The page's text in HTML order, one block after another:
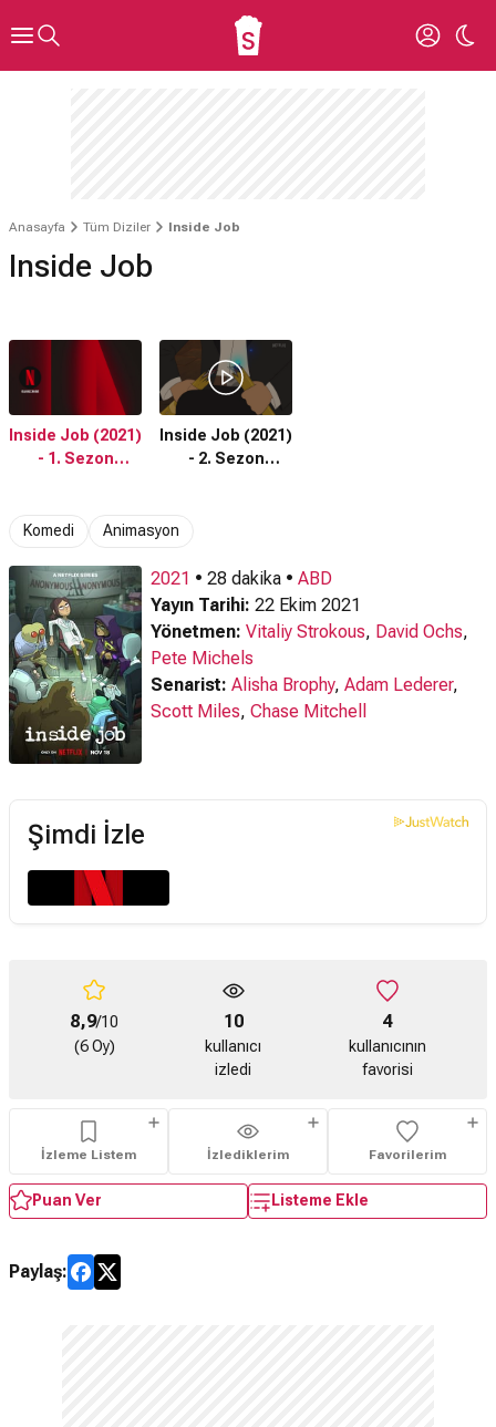
Anasayfa Tüm Diziler Inside Job
Inside Job
Inside Job (2021)
- 1. Sezon
Inside Job (2021)
- 2. Sezon
Komedi Animasyon
2021 • 28 dakika • ABD
Yayın Tarihi: 22 Ekim 2021
Yönetmen: Vitaliy Strokous, David Ochs,
Pete Michels
Senarist: Alisha Brophy, Adam Lederer,
Scott Miles, Chase Mitchell
Şimdi İzle
8,9/10
(6 Oy)
10
kullanıcı
izledi
4
kullanıcının
favorisi
İzleme Listem İzlediklerim Favorilerim
Puan Ver Listeme Ekle
Paylaş: